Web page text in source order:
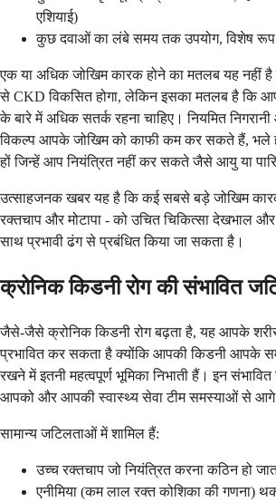
एशियाई)
कुछ दवाओं का लंबे समय तक उपयोग, विशेष
एक या अधिक जोखिम कारक होने का मतलब यह नहीं
से CKD विकसित होगा, लेकिन इसका मतलब है कि
के बारे में अधिक सतर्क रहना चाहिए। नियमित
विकल्प आपके जोखिम को काफी कम कर सकते हैं, भले
हों जिन्हें आप नियंत्रित नहीं कर सकते जैसे आयु या
उत्साहजनक खबर यह है कि कई सबसे बड़े जोखिम
रक्तचाप और मोटापा - को उचित चिकित्सा देखभाल
साथ प्रभावी ढंग से प्रबंधित किया जा सकता है।
क्रोनिक किडनी रोग की संभावित
जैसे-जैसे क्रोनिक किडनी रोग बढ़ता है, यह आपके
प्रभावित कर सकता है क्योंकि आपकी किडनी आपके
रखने में इतनी महत्वपूर्ण भूमिका निभाती हैं। इन
आपको और आपकी स्वास्थ्य सेवा टीम समस्याओं से आगे
सामान्य जटिलताओं में शामिल हैं:
उच्च रक्तचाप जो नियंत्रित करना कठिन हो
एनीमिया (कम लाल रक्त कोशिका की गणना)